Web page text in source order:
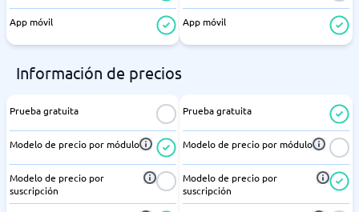
App móvil App móvil
Información de precios
Prueba gratuita
Modelo de precio por módulo
Modelo de precio por
suscripción
Prueba gratuita
Modelo de precio por módulo
Modelo de precio por
suscripción